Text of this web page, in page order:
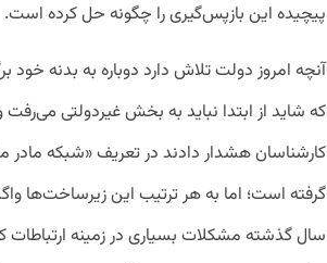
پیچیده این بازپس‌گیری را چگونه حل کرده است.
آنچه امروز دولت تلاش دارد دوباره به بدنه
که شاید از ابتدا نباید به بخش غیردولتی می‌رفت
کارشناسان هشدار دادند در تعریف «شبکه مادر
سال گذشته مشکلات بسیاری در زمینه